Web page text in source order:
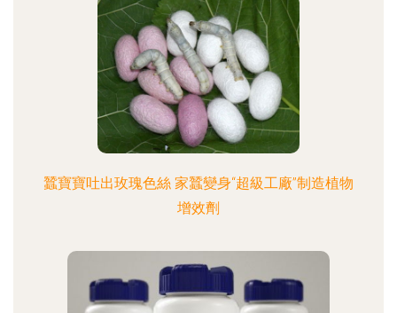
蠶寶寶吐出玫瑰色絲 家蠶變身“超級工廠”制造植物
增效劑